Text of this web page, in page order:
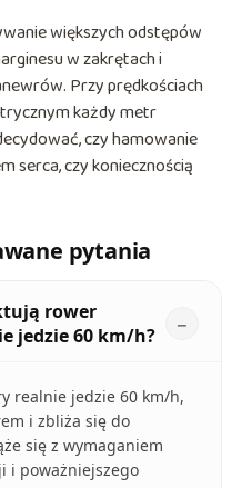
większych odstępów
w zakrętach i
Przy prędkościach
każdy metr
czy hamowanie
serca, czy koniecznością
pytania
rower
jedzie 60 km/h?
realnie jedzie 60 km/h,
i zbliża się do
się z wymaganiem
i poważniejszego